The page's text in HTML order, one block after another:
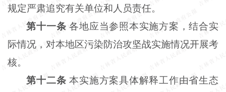
规定严肃追究有关单位和人员责任。
第十一条 各地应当参照本实施方案，结合实
际情况，对本地区污染防治攻坚战实施情况开展考
核。
第十二条 本实施方案具体解释工作由省生态